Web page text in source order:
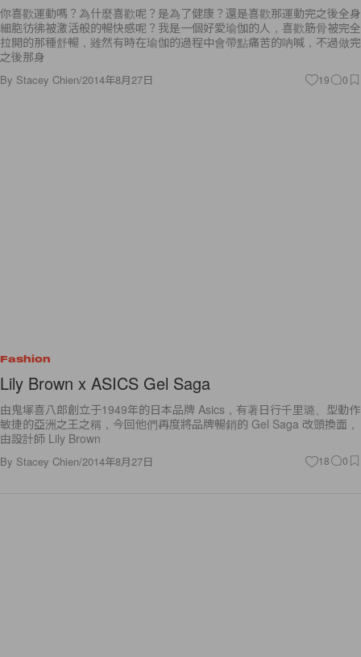
你喜歡運動嗎？為什麼喜歡呢？是為了健康？還是喜歡那運動完之後全身
細胞彷彿被激活般的暢快感呢？我是一個好愛瑜伽的人，喜歡筋骨被完全
拉開的那種舒暢，雖然有時在瑜伽的過程中會帶點痛苦的吶喊，不過做完
之後那身
By Stacey Chien/2014年8月27日 19 0
Fashion
Lily Brown x ASICS Gel Saga
由鬼塚喜八郎創立于1949年的日本品牌 Asics，有著日行千里璐、型動作
敏捷的亞洲之王之稱，今回他們再度將品牌暢銷的 Gel Saga 改頭換面，
由設計師 Lily Brown
By Stacey Chien/2014年8月27日 18 0